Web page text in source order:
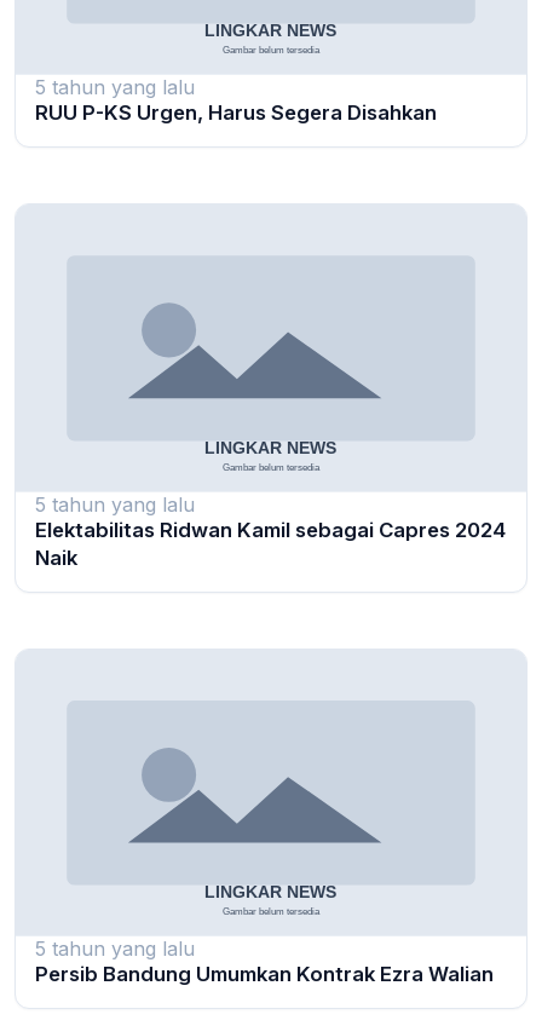
5 tahun yang lalu
RUU P-KS Urgen, Harus Segera Disahkan
5 tahun yang lalu
Elektabilitas Ridwan Kamil sebagai Capres 2024
Naik
5 tahun yang lalu
Persib Bandung Umumkan Kontrak Ezra Walian